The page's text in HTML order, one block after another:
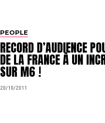
PEOPLE
RECORD D’AUDIENCE
DE LA FRANCE À UN
SUR M6 !
20/10/2011